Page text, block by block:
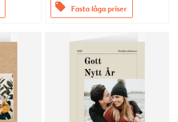
offers Fasta låga priser